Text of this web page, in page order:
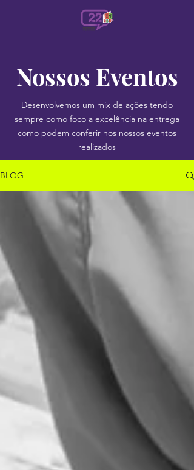
Nossos Eventos
Desenvolvemos um mix de ações tendo
sempre como foco a excelência na entrega
como podem conferir nos nossos eventos
realizados
BLOG